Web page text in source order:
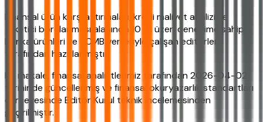
Finansal ürün karşılaştırmaları, kredi maliyet analizi ve
tüketici borçlanması alanında 10 yıl üzeri deneyime sahip,
banka ürünleri ve TCMB verileriyle çalışan editörler
tarafından hazırlanmıştır.
Bu makale, finansal analistlerimiz tarafından 2026-04-02
tarihinde güncellenmiş ve finansal okuryazarlık standartları
çerçevesinde Editör Kurul teknik incelemesinden
geçirilmiştir.